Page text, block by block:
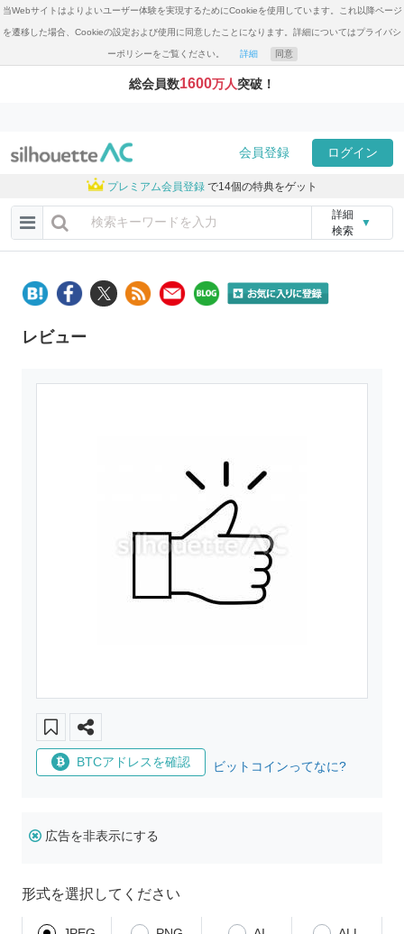
当Webサイトはよりよいユーザー体験を実現するためにCookieを使用しています。これ以降ページ
を遷移した場合、Cookieの設定および使用に同意したことになります。詳細についてはプライバシ
ーポリシーをご覧ください。 詳細 同意
総会員数1600万人突破！
会員登録 ログイン
プレミアム会員登録 で14個の特典をゲット
詳細
検索
▼
レビュー
BTCアドレスを確認 ビットコインってなに?
広告を非表示にする
形式を選択してください